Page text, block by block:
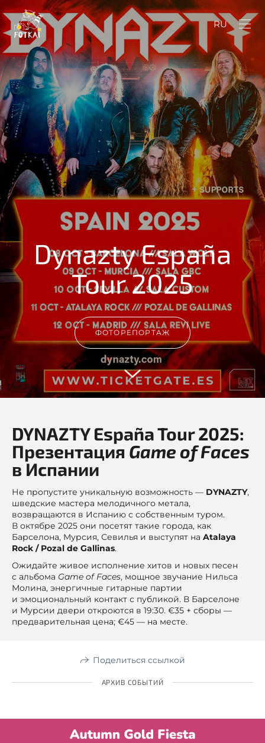
RU
Dynazty España
Tour 2025
ФОТОРЕПОРТАЖ
DYNAZTY España Tour 2025:
Презентация Game of Faces
в Испании
Не пропустите уникальную возможность — DYNAZTY,
шведские мастера мелодичного метала,
возвращаются в Испанию с собственным туром.
В октябре 2025 они посетят такие города, как
Барселона, Мурсия, Севилья и выступят на Atalaya
Rock / Pozal de Gallinas.
Ожидайте живое исполнение хитов и новых песен
с альбома Game of Faces, мощное звучание Нильса
Молина, энергичные гитарные партии
и эмоциональный контакт с публикой. В Барселоне
и Мурсии двери откроются в 19:30. €35 + сборы —
предварительная цена; €45 — на месте.
Поделиться ссылкой
АРХИВ СОБЫТИЙ